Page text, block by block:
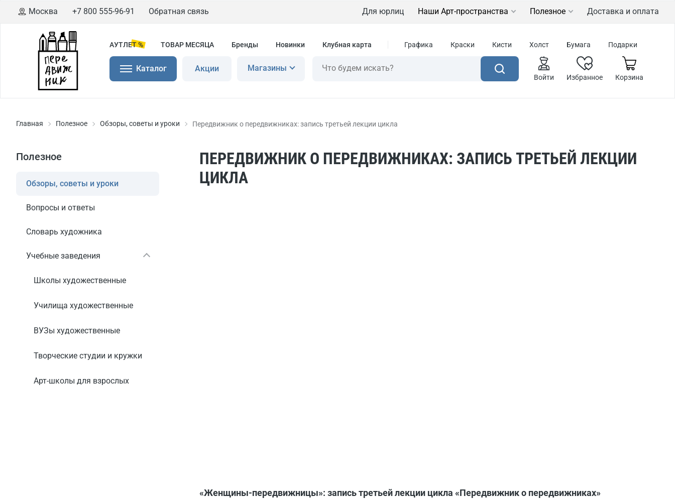
Москва +7 800 555-96-91 Обратная связь Для юрлиц Наши Арт-пространства Полезное Доставка и оплата
АУТЛЕТ % ТОВАР МЕСЯЦА Бренды Новинки Клубная карта Графика Краски Кисти Холст Бумага Подарки
Каталог Акции Магазины
Войти Избранное Корзина
Главная Полезное Обзоры, советы и уроки Передвижник о передвижниках: запись третьей лекции цикла
Полезное
Обзоры, советы и уроки
Вопросы и ответы
Словарь художника
Учебные заведения
Школы художественные
Училища художественные
ВУЗы художественные
Творческие студии и кружки
Арт-школы для взрослых
ПЕРЕДВИЖНИК О ПЕРЕДВИЖНИКАХ: ЗАПИСЬ ТРЕТЬЕЙ ЛЕКЦИИ
ЦИКЛА
«Женщины-передвижницы»: запись третьей лекции цикла «Передвижник о передвижниках»